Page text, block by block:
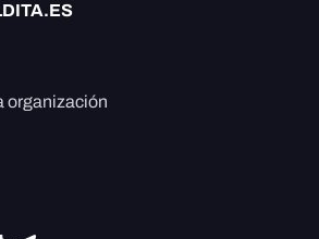
organización